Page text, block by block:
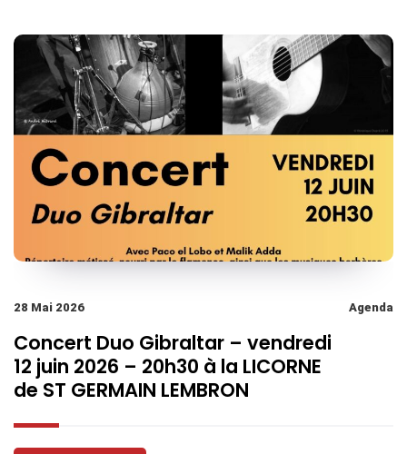
28 Mai 2026 Agenda
Concert Duo Gibraltar – vendredi
12 juin 2026 – 20h30 à la LICORNE
de ST GERMAIN LEMBRON